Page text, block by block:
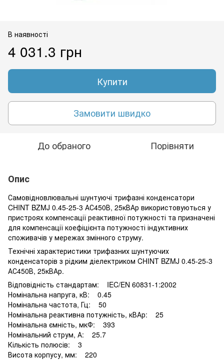
В наявності
4 031.3 грн
Купити
Замовити швидко
До обраного Порівняти
Опис
Самовідновлювальні шунтуючі трифазні конденсатори
CHINT BZMJ 0.45-25-3 АС450В, 25кВАр використовуються у
пристроях компенсації реактивної потужності та призначені
для компенсації коефіцієнта потужності індуктивних
споживачів у мережах змінного струму.
Технічні характеристики трифазних шунтуючих
конденсаторів з рідким діелектриком CHINT BZMJ 0.45-25-3
АС450В, 25кВАр.
Відповідність стандартам: IEC/EN 60831-1:2002
Номінальна напруга, кВ: 0.45
Номінальна частота, Гц: 50
Номінальна реактивна потужність, кВАр: 25
Номінальна ємність, мкФ: 393
Номінальний струм, А: 25.7
Кількість полюсів: 3
Висота корпусу, мм: 220